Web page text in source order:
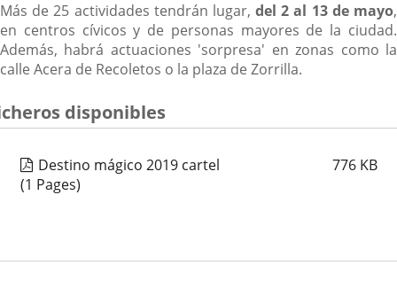
Más de 25 actividades tendrán lugar,del 2 al 13 de mayo,
en centros cívicos y de personas mayores de la ciudad.
Además, habrá actuaciones 'sorpresa' en zonas como la
calle Acera de Recoletos o la plaza de Zorrilla.
disponibles
Destino mágico 2019 cartel 776 KB
(1 Pages)